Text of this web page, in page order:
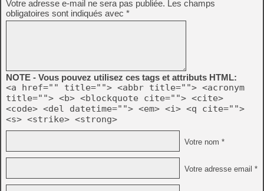
Votre adresse e-mail ne sera pas publiée. Les champs
obligatoires sont indiqués avec *
NOTE - Vous pouvez utilisez ces tags et attributs HTML:
<a href="" title=""> <abbr title=""> <acronym
title=""> <b> <blockquote cite=""> <cite>
<code> <del datetime=""> <em> <i> <q cite="">
<s> <strike> <strong>
Votre nom *
Votre adresse email *